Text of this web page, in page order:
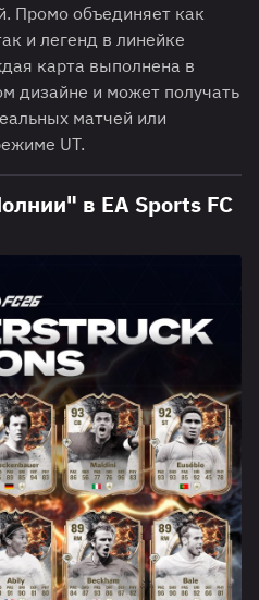
Промо объединяет как
и легенд в линейке
карта выполнена в
дизайне и может получать
матчей или
UT.
в EA Sports FC